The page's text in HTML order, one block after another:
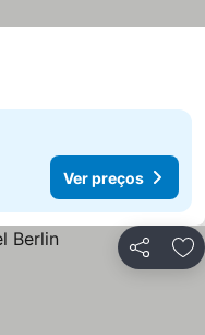
preços
Ver preços
Partilhar